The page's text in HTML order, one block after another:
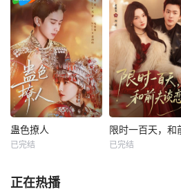
蛊色撩人
已完结 已完结
正在热播